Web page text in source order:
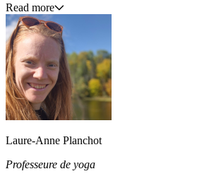
Read more
Laure-Anne Planchot
Professeure de yoga